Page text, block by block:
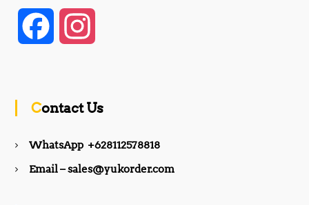
b a
Contact Us
WhatsApp +628112578818
Email – sales@yukorder.com